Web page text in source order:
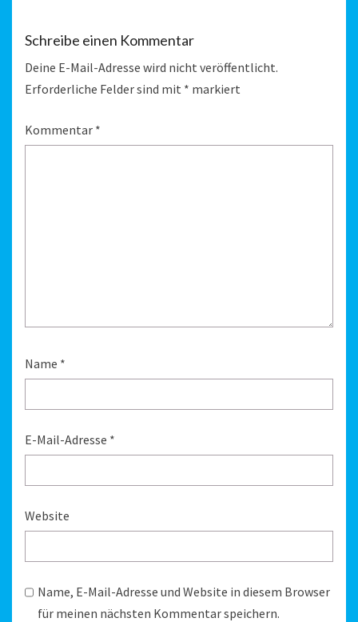
Schreibe einen Kommentar
Deine E-Mail-Adresse wird nicht veröffentlicht.
Erforderliche Felder sind mit * markiert
Kommentar *
Name *
E-Mail-Adresse *
Website
Name, E-Mail-Adresse und Website in diesem Browser
für meinen nächsten Kommentar speichern.